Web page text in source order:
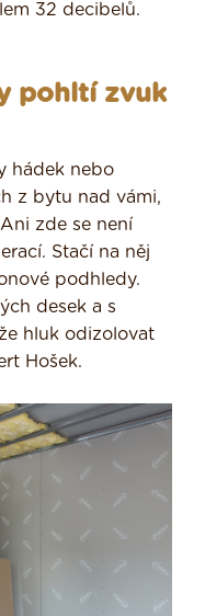
32 decibelů.
pohltí zvuk
hádek nebo
z bytu nad vámi,
zde se není
Stačí na něj
podhledy.
desek a s
hluk odizolovat
Hošek.